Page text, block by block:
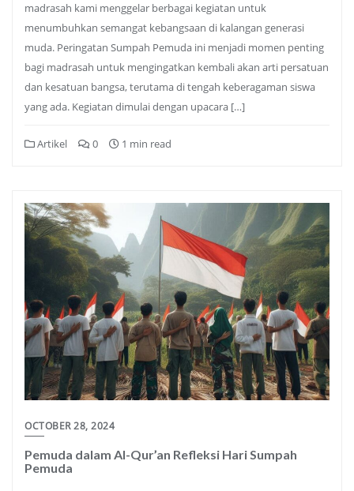
madrasah kami menggelar berbagai kegiatan untuk
menumbuhkan semangat kebangsaan di kalangan generasi
muda. Peringatan Sumpah Pemuda ini menjadi momen penting
bagi madrasah untuk mengingatkan kembali akan arti persatuan
dan kesatuan bangsa, terutama di tengah keberagaman siswa
yang ada. Kegiatan dimulai dengan upacara […]
Artikel 0 1 min read
OCTOBER 28, 2024
Pemuda dalam Al-Qur’an Refleksi Hari Sumpah
Pemuda